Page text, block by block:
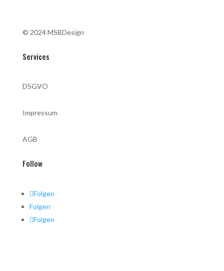
© 2024 MSBDesign
Services
DSGVO
Impressum
AGB
Follow
Folgen
Folgen
Folgen